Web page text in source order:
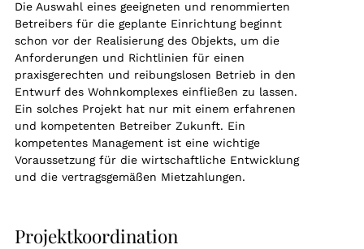
Die Auswahl eines geeigneten und renommierten
Betreibers für die geplante Einrichtung beginnt
schon vor der Realisierung des Objekts, um die
Anforderungen und Richtlinien für einen
praxisgerechten und reibungslosen Betrieb in den
Entwurf des Wohnkomplexes einfließen zu lassen.
Ein solches Projekt hat nur mit einem erfahrenen
und kompetenten Betreiber Zukunft. Ein
kompetentes Management ist eine wichtige
Voraussetzung für die wirtschaftliche Entwicklung
und die vertragsgemäßen Mietzahlungen.
Projektkoordination